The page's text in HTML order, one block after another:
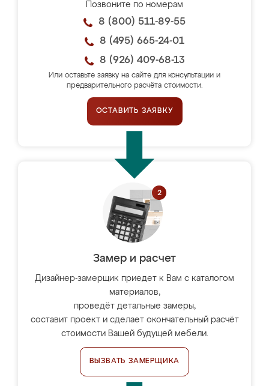
Позвоните по номерам
8 (800) 511-89-55
8 (495) 665-24-01
8 (926) 409-68-13
Или оставьте заявку на сайте для консультации и
предварительного расчёта стоимости.
ОСТАВИТЬ ЗАЯВКУ
Замер и расчет
Дизайнер-замерщик приедет к Вам с каталогом
материалов,
проведёт детальные замеры,
составит проект и сделает окончательный расчёт
стоимости Вашей будущей мебели.
ВЫЗВАТЬ ЗАМЕРЩИКА